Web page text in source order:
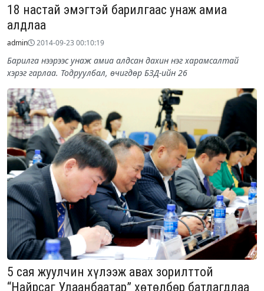
18 настай эмэгтэй барилгаас унаж амиа
алдлаа
admin 2014-09-23 00:10:19
Барилга нээрээс унаж амиа алдсан дахин нэг харамсалтай
хэрэг гарлаа. Тодруулбал, өчигдөр БЗД-ийн 26
5 сая жуулчин хүлээж авах зорилттой
“Найрсаг Улаанбаатар” хөтөлбөр батлагдлаа